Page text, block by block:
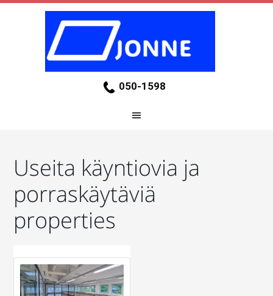
050-1598
Useita käyntiovia ja
porraskäytäviä
properties